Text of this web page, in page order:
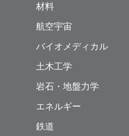
材料
航空宇宙
バイオメディカル
土木工学
岩石・地盤力学
エネルギー
鉄道